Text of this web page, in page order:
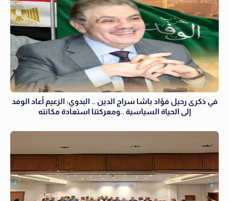
في ذكرى رحيل فؤاد باشا سراج الدين .. البدوي: الزعيم أعاد الوفد
إلى الحياة السياسية ..ومعركتنا استعادة مكانته